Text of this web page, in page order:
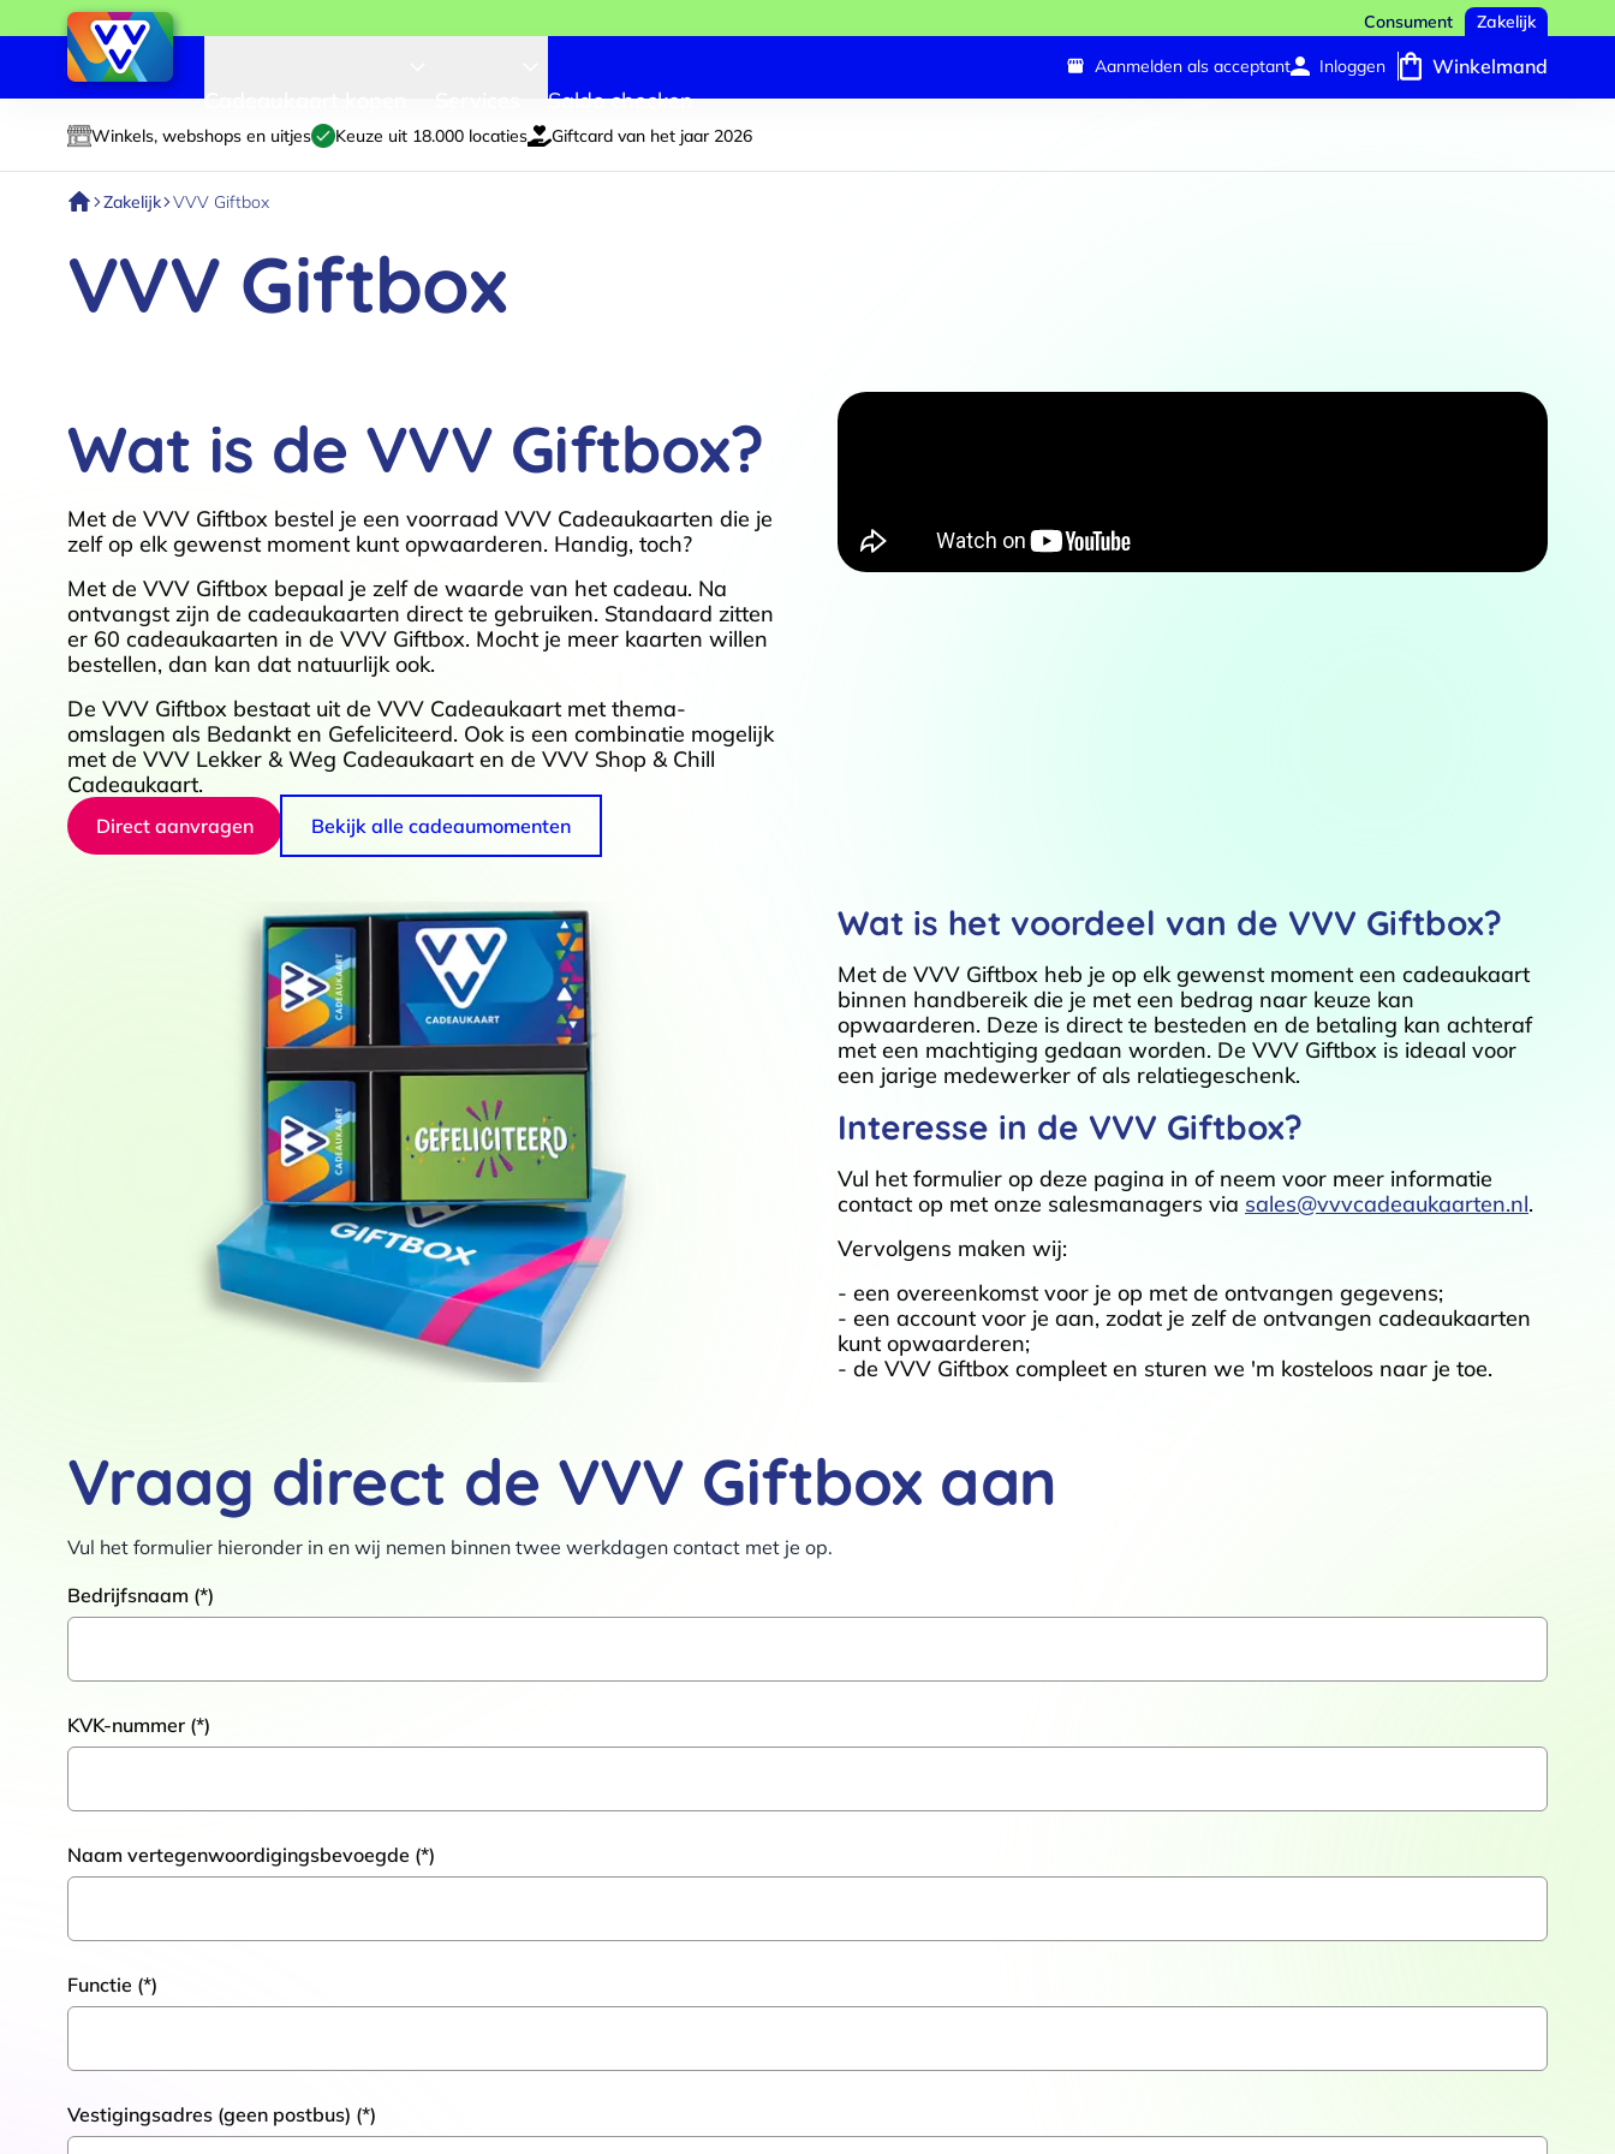
Consument Zakelijk
Saldo checken
Aanmelden als acceptant Inloggen Winkelmand
Winkels, webshops en uitjes Keuze uit 18.000 locaties Giftcard van het jaar 2026
Zakelijk VVV Giftbox
VVV Giftbox
Wat is de VVV Giftbox?
Met de VVV Giftbox bestel je een voorraad VVV Cadeaukaarten die je
zelf op elk gewenst moment kunt opwaarderen. Handig, toch?
Met de VVV Giftbox bepaal je zelf de waarde van het cadeau. Na
ontvangst zijn de cadeaukaarten direct te gebruiken. Standaard zitten
er 60 cadeaukaarten in de VVV Giftbox. Mocht je meer kaarten willen
bestellen, dan kan dat natuurlijk ook.
De VVV Giftbox bestaat uit de VVV Cadeaukaart met thema-
omslagen als Bedankt en Gefeliciteerd. Ook is een combinatie mogelijk
met de VVV Lekker & Weg Cadeaukaart en de VVV Shop & Chill
Cadeaukaart.
Direct aanvragen Bekijk alle cadeaumomenten
Wat is het voordeel van de VVV Giftbox?
Met de VVV Giftbox heb je op elk gewenst moment een cadeaukaart
binnen handbereik die je met een bedrag naar keuze kan
opwaarderen. Deze is direct te besteden en de betaling kan achteraf
met een machtiging gedaan worden. De VVV Giftbox is ideaal voor
een jarige medewerker of als relatiegeschenk.
Interesse in de VVV Giftbox?
Vul het formulier op deze pagina in of neem voor meer informatie
contact op met onze salesmanagers via sales@vvvcadeaukaarten.nl.
Vervolgens maken wij:
- een overeenkomst voor je op met de ontvangen gegevens;
- een account voor je aan, zodat je zelf de ontvangen cadeaukaarten
kunt opwaarderen;
- de VVV Giftbox compleet en sturen we 'm kosteloos naar je toe.
Vraag direct de VVV Giftbox aan
Vul het formulier hieronder in en wij nemen binnen twee werkdagen contact met je op.
Bedrijfsnaam
KVK-nummer
Naam vertegenwoordigingsbevoegde
Functie
Vestigingsadres (geen postbus)